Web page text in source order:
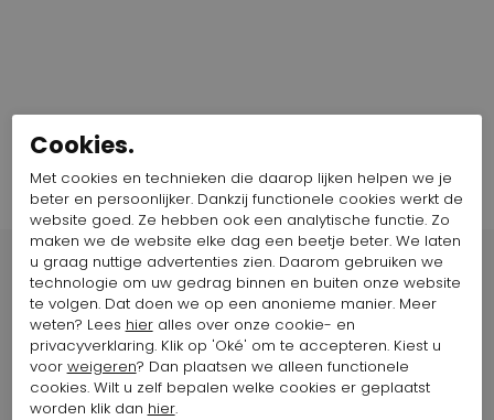
Winkels
Arnhem
Cookies.
Met cookies en technieken die daarop lijken helpen we je
beter en persoonlijker. Dankzij functionele cookies werkt de
website goed. Ze hebben ook een analytische functie. Zo
maken we de website elke dag een beetje beter. We laten
u graag nuttige advertenties zien. Daarom gebruiken we
technologie om uw gedrag binnen en buiten onze website
te volgen. Dat doen we op een anonieme manier. Meer
weten? Lees hieralles over onze cookie- en
privacyverklaring. Klik op 'Oké' om te accepteren. Kiest u
voor weigeren? Dan plaatsen we alleen functionele
cookies. Wilt u zelf bepalen welke cookies er geplaatst
worden klik dan hier.